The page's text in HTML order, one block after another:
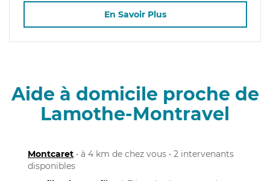
En Savoir Plus
Aide à domicile proche de
Lamothe-Montravel
Montcaret • à 4 km de chez vous • 2 intervenants
disponibles